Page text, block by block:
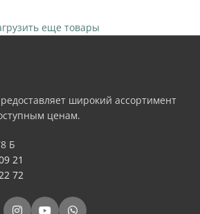
еще товары
широкий ассортимент
ценам.
Б
21
72